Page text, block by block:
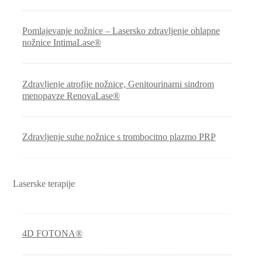
Pomlajevanje nožnice – Lasersko zdravljenje ohlapne
nožnice IntimaLase®
Zdravljenje atrofije nožnice, Genitourinarni sindrom
menopavze RenovaLase®
Zdravljenje suhe nožnice s trombocitno plazmo PRP
Laserske terapije
4D FOTONA®